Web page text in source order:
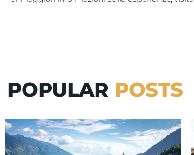
POPULAR POSTS